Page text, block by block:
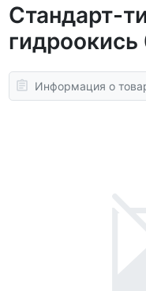
Стандарт-
Информация о